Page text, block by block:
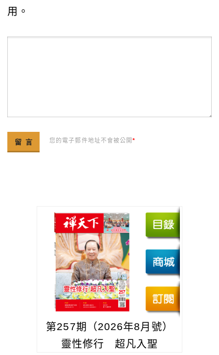
用。
您的電子郵件地址不會被公開*
第257期（2026年8月號）
靈性修行 超凡入聖